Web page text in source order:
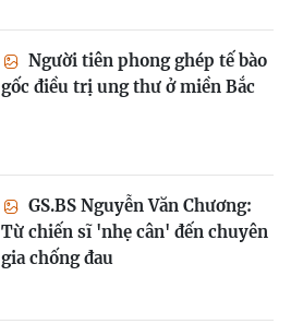
Người tiên phong ghép tế bào
gốc điều trị ung thư ở miền Bắc
GS.BS Nguyễn Văn Chương:
Từ chiến sĩ 'nhẹ cân' đến chuyên
gia chống đau